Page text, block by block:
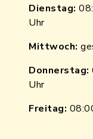
Dienstag:
Uhr
Mittwoch:
Donnerstag:
Uhr
Freitag: